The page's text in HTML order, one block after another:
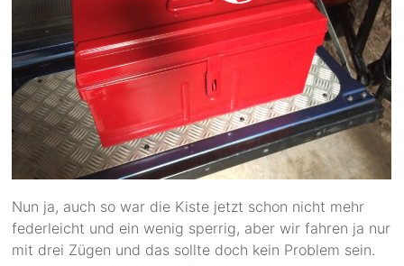
Nun ja, auch so war die Kiste jetzt schon nicht mehr
federleicht und ein wenig sperrig, aber wir fahren ja nur
mit drei Zügen und das sollte doch kein Problem sein.